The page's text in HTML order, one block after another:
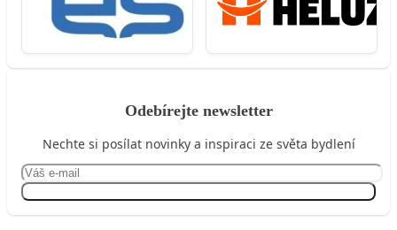
Odebírejte newsletter
Nechte si posílat novinky a inspiraci ze světa bydlení